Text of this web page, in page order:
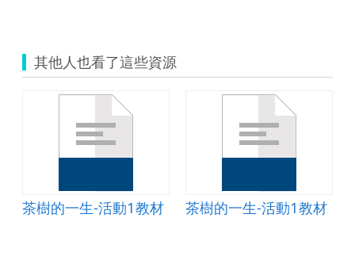
其他人也看了這些資源
茶樹的一生-活動1教材 茶樹的一生-活動1教材